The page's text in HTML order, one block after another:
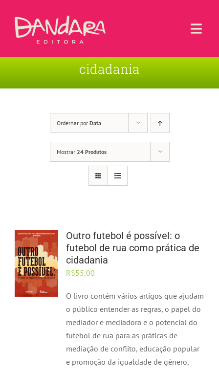
Sobre a Editora
cidadania
Ordernar por Data
Mostrar 24 Produtos
Outro futebol é possível: o
futebol de rua como prática de
cidadania
R$55,00
O livro contém vários artigos que ajudam
o público entender as regras, o papel do
mediador e mediadora e o potencial do
futebol de rua para as práticas de
mediação de conflito, educação popular
e promoção da igualdade de gênero,